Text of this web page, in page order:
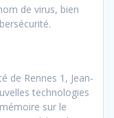
de virus, bien
de Rennes 1, Jean-
technologies
sur le